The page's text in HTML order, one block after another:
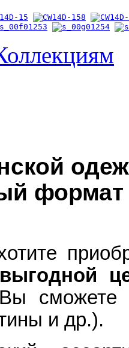
формат
сможете
и др.).